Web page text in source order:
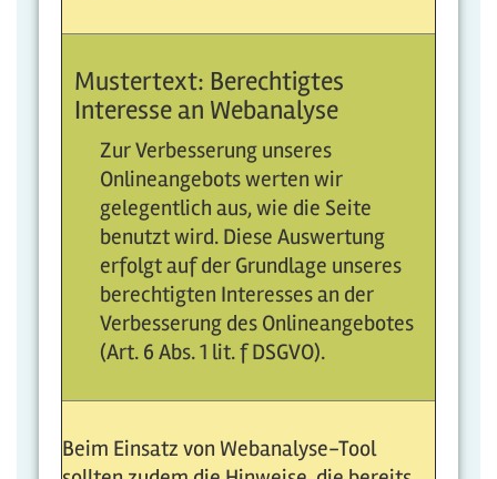
Mustertext: Berechtigtes
Interesse an Webanalyse
Zur Verbesserung unseres
Onlineangebots werten wir
gelegentlich aus, wie die Seite
benutzt wird. Diese Auswertung
erfolgt auf der Grundlage unseres
berechtigten Interesses an der
Verbesserung des Onlineangebotes
(Art. 6 Abs. 1 lit. f DSGVO).
Beim Einsatz von Webanalyse-Tool